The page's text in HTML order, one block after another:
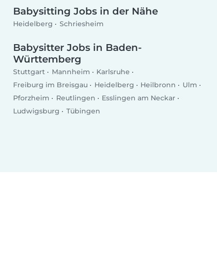
Babysitting Jobs in der Nähe
Heidelberg Schriesheim
Babysitter Jobs in Baden-
Württemberg
Stuttgart Mannheim
Karlsruhe
Freiburg im Breisgau
Heidelberg Heilbronn
Ulm
Pforzheim
Reutlingen
Esslingen am Neckar
Ludwigsburg
Tübingen